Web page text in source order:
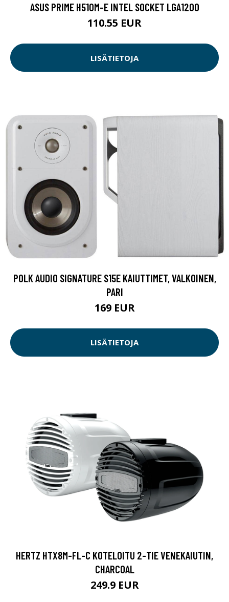
ASUS PRIME H510M-E INTEL SOCKET LGA1200
110.55 EUR
LISÄTIETOJA
POLK AUDIO SIGNATURE S15E KAIUTTIMET, VALKOINEN,
PARI
169 EUR
LISÄTIETOJA
HERTZ HTX8M-FL-C KOTELOITU 2-TIE VENEKAIUTIN,
CHARCOAL
249.9 EUR